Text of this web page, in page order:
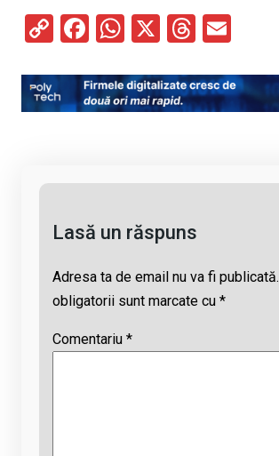
C
py
Li
F
ce
b
W
at
s
X
T
e
a
ail
Lasă un răspuns
Adresa ta de email nu va fi publicată.
obligatorii sunt marcate cu *
Comentariu *